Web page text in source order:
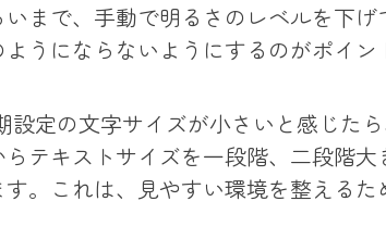
まで、手動で明るさのレベルを下げ
うにならないようにするのがポイン
設定の文字サイズが小さいと感じた
テキストサイズを一段階、二段階大
。これは、見やすい環境を整えるた